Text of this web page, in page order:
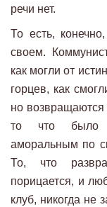
речи нет.
То есть,
своем.
как могли от
горцев, как
но
то что было
аморальным по
То, что
порицается, и
клуб, никогда не